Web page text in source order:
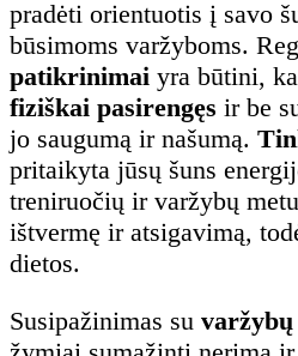
pradėti orientuotis į savo
būsimoms varžyboms.
patikrinimai yra būtini,
fiziškai pasirengęs ir be
jo saugumą ir našumą.
pritaikyta jūsų šuns
treniruočių ir varžybų
ištvermę ir atsigavimą,
dietos.
Susipažinimas su